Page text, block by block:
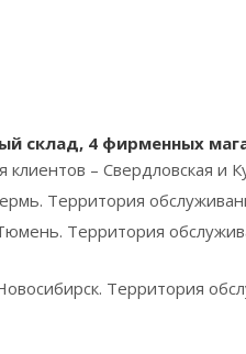
склад, 4 фирменных
– Свердловская и
Территория
Территория
Территория